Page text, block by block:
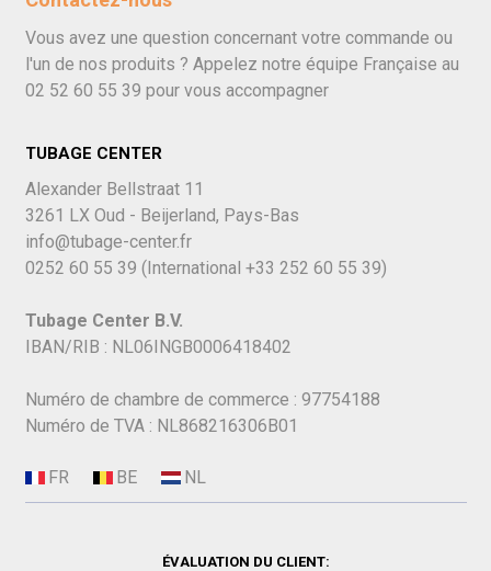
Vous avez une question concernant votre commande ou
l'un de nos produits ? Appelez notre équipe Française au
02 52 60 55 39 pour vous accompagner
TUBAGE CENTER
Alexander Bellstraat 11
3261 LX Oud - Beijerland, Pays-Bas
info@tubage-center.fr
0252 60 55 39 (International +33 252 60 55 39)
Tubage Center B.V.
IBAN/RIB : NL06INGB0006418402
Numéro de chambre de commerce : 97754188
Numéro de TVA : NL868216306B01
ÉVALUATION DU CLIENT: